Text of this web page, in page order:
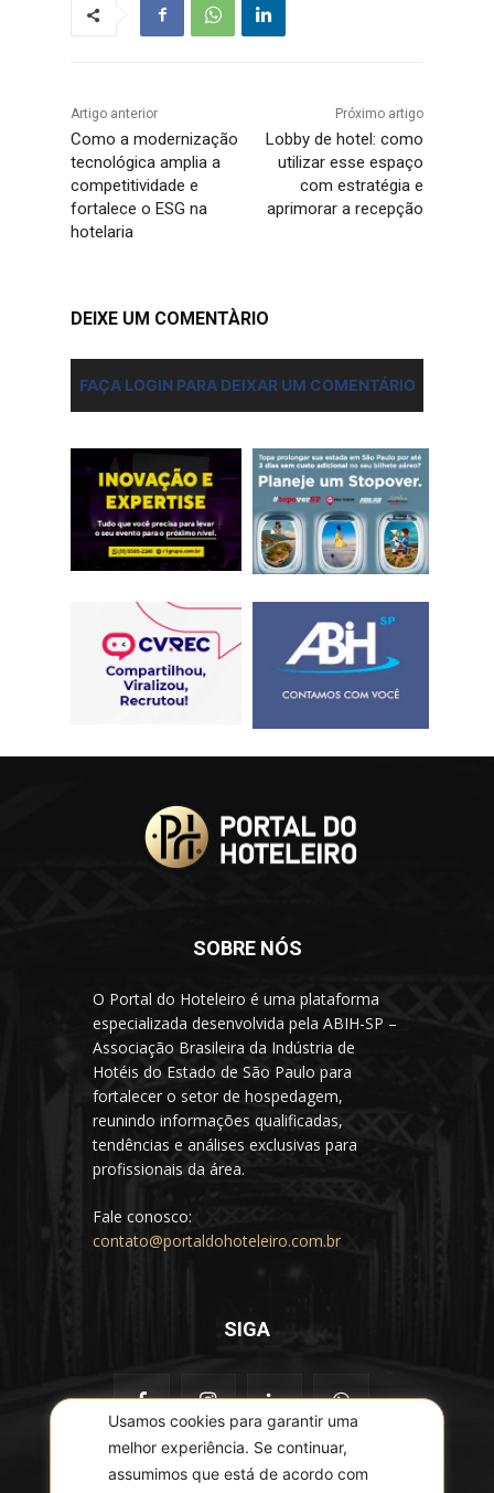
Usamos cookies para garantir uma
melhor experiência. Se continuar,
assumimos que está de acordo com
Artigo anterior
Como a modernização
tecnológica amplia a
competitividade e
fortalece o ESG na
hotelaria
Próximo artigo
Lobby de hotel: como
utilizar esse espaço
com estratégia e
aprimorar a recepção
DEIXE UM COMENTÀRIO
FAÇA LOGIN PARA DEIXAR UM COMENTÁRIO
SOBRE NÓS
O Portal do Hoteleiro é uma plataforma
especializada desenvolvida pela ABIH-SP –
Associação Brasileira da Indústria de
Hotéis do Estado de São Paulo para
fortalecer o setor de hospedagem,
reunindo informações qualificadas,
tendências e análises exclusivas para
profissionais da área.
Fale conosco:
contato@portaldohoteleiro.com.br
SIGA